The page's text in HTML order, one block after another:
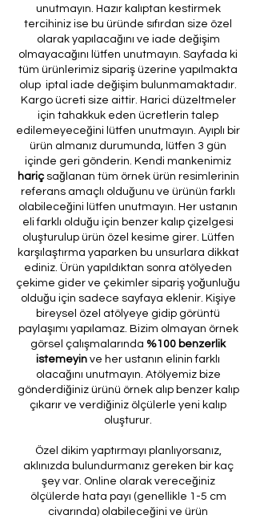
unutmayın. Hazır kalıptan kestirmek
tercihiniz ise bu üründe sıfırdan size özel
olarak yapılacağını ve iade değişim
olmayacağını lütfen unutmayın. Sayfada ki
tüm ürünlerimiz sipariş üzerine yapılmakta
olup iptal iade değişim bulunmamaktadır.
Kargo ücreti size aittir. Harici düzeltmeler
için tahakkuk eden ücretlerin talep
edilemeyeceğini lütfen unutmayın. Ayıplı bir
ürün almanız durumunda, lütfen 3 gün
içinde geri gönderin. Kendi mankenimiz
hariçsağlanan tüm örnek ürün resimlerinin
referans amaçlı olduğunu ve ürünün farklı
olabileceğini lütfen unutmayın. Her ustanın
eli farklı olduğu için benzer kalıp çizelgesi
oluşturulup ürün özel kesime girer. Lütfen
karşılaştırma yaparken bu unsurlara dikkat
ediniz. Ürün yapıldıktan sonra atölyeden
çekime gider ve çekimler sipariş yoğunluğu
olduğu için sadece sayfaya eklenir. Kişiye
bireysel özel atölyeye gidip görüntü
paylaşımı yapılamaz. Bizim olmayan örnek
görsel çalışmalarında %100 benzerlik
istemeyin ve her ustanın elinin farklı
olacağını unutmayın. Atölyemiz bize
gönderdiğiniz ürünü örnek alıp benzer kalıp
çıkarır ve verdiğiniz ölçülerle yeni kalıp
oluşturur.
Özel dikim yaptırmayı planlıyorsanız,
aklınızda bulundurmanız gereken bir kaç
şey var. Online olarak vereceğiniz
ölçülerde hata payı (genellikle 1-5 cm
civarında) olabileceğini ve ürün